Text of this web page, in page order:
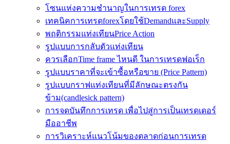
โซนแห่งความชำนาญในการเทรด forex
เทคนิคการเทรดforexโดยใช้DemandและSupply
พฤติกรรมแท่งเทียนPrice Action
รูปแบบการกลับตัวแท่งเทียน
ควรเลือกTime frame ไหนดี ในการเทรดฟอเร็ก
รูปแบบราคาที่จะเข้าซื้อหรือขาย (Price Pattern)
รูปแบบกราฟแท่งเทียนที่มีลักษณะตรงกัน
ข้าม(candlesick pattern)
การจดบันทึกการเทรด เพื่อไปสู่การเป็นเทรดเดอร์
มืออาชีพ
การวิเคราะห์แนวโน้มของตลาดก่อนการเทรด